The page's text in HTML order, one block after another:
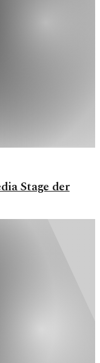
Stage der